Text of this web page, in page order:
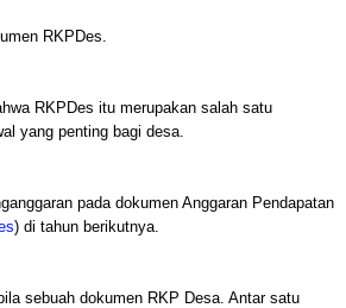
RKPDes.
RKPDes itu merupakan salah satu
yang penting bagi desa.
pada dokumen Anggaran Pendapatan
) di tahun berikutnya.
sebuah dokumen RKP Desa. Antar satu